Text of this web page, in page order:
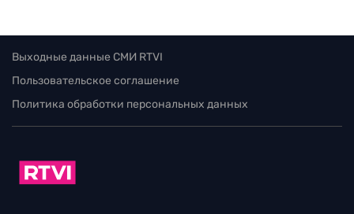
Выходные данные СМИ RTVI
Пользовательское соглашение
Политика обработки персональных данных